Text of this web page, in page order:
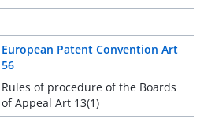
European Patent Convention Art
56
Rules of procedure of the Boards
of Appeal Art 13(1)